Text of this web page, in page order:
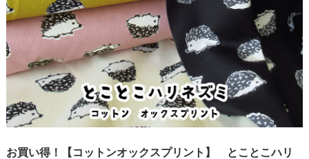
お買い得！【コットンオックスプリント】 とことこハリ